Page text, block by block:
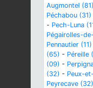
Augmontel (81)
Péchabou (31)
- Pech-Luna
Pégairolles-
Pennautier (11)
(65) - Péreille
(09) -
(32) - Peux-
Peyrecave (32)